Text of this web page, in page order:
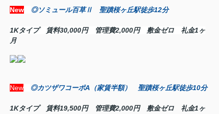
New ◎ソミュール百草Ⅱ 聖蹟桜ヶ丘駅徒歩12分
1Kタイプ 賃料30,000円 管理費2,000円 敷金ゼロ 礼金1ヶ
月
New ◎カツザワコーポA（家賃半額） 聖蹟桜ヶ丘駅徒歩10分
1Kタイプ 賃料19,500円 管理費2,000円 敷金ゼロ 礼金1ヶ